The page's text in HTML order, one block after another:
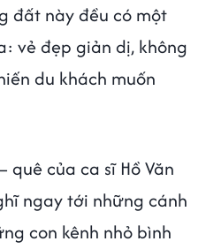
đất này đều có một
vẻ đẹp giản dị, không
du khách muốn
của ca sĩ Hồ Văn
ngay tới những cánh
con kênh nhỏ bình